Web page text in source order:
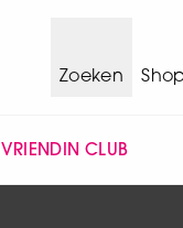
Zoeken
VRIENDIN CLUB